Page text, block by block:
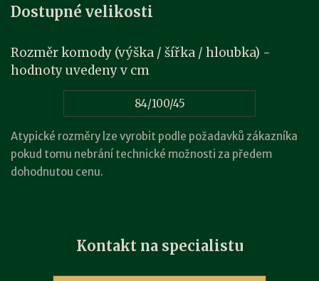
Dostupné velikosti
Rozměr komody (výška / šířka / hloubka) -
hodnoty uvedeny v cm
84/100/45
Atypické rozměry lze vyrobit podle požadavků zákazníka
pokud tomu nebrání technické možnosti za předem
dohodnutou cenu.
Kontakt na specialistu